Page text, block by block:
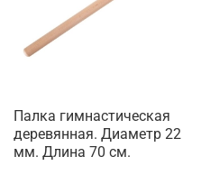
Палка гимнастическая
деревянная. Диаметр 22
мм. Длина 70 см.